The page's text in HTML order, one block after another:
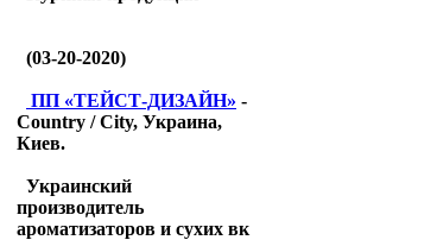
(03-20-2020)
ПП «ТЕЙСТ-ДИЗАЙН» -
Country / City, Украина,
Киев.
Украинский
производитель
ароматизаторов и сухих вк